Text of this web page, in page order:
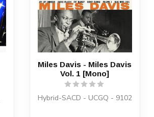
Miles Davis - Miles Davis
Vol. 1 [Mono]
Hybrid-SACD - UCGQ - 9102